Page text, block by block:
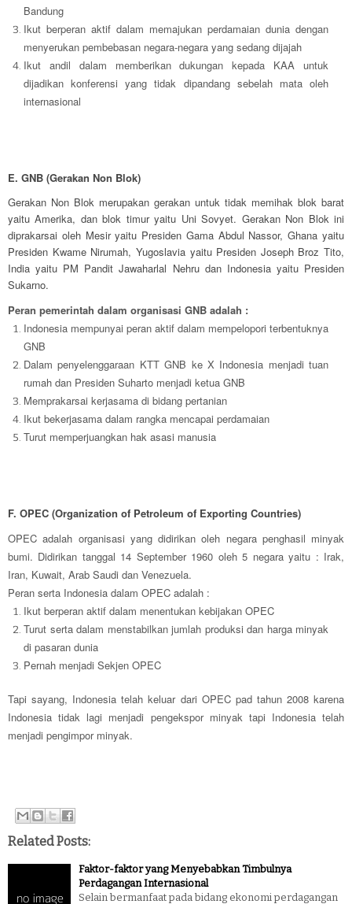
Bandung
Ikut berperan aktif dalam memajukan perdamaian dunia dengan
menyerukan pembebasan negara-negara yang sedang dijajah
Ikut andil dalam memberikan dukungan kepada KAA untuk
dijadikan konferensi yang tidak dipandang sebelah mata oleh
internasional
E. GNB (Gerakan Non Blok)
Gerakan Non Blok merupakan gerakan untuk tidak memihak blok barat
yaitu Amerika, dan blok timur yaitu Uni Sovyet. Gerakan Non Blok ini
diprakarsai oleh Mesir yaitu Presiden Gama Abdul Nassor, Ghana yaitu
Presiden Kwame Nirumah, Yugoslavia yaitu Presiden Joseph Broz Tito,
India yaitu PM Pandit Jawaharlal Nehru dan Indonesia yaitu Presiden
Sukarno.
Peran pemerintah dalam organisasi GNB adalah :
Indonesia mempunyai peran aktif dalam mempelopori terbentuknya
GNB
Dalam penyelenggaraan KTT GNB ke X Indonesia menjadi tuan
rumah dan Presiden Suharto menjadi ketua GNB
Memprakarsai kerjasama di bidang pertanian
Ikut bekerjasama dalam rangka mencapai perdamaian
Turut memperjuangkan hak asasi manusia
F. OPEC (Organization of Petroleum of Exporting Countries)
OPEC adalah organisasi yang didirikan oleh negara penghasil minyak
bumi. Didirikan tanggal 14 September 1960 oleh 5 negara yaitu : Irak,
Iran, Kuwait, Arab Saudi dan Venezuela.
Peran serta Indonesia dalam OPEC adalah :
Ikut berperan aktif dalam menentukan kebijakan OPEC
Turut serta dalam menstabilkan jumlah produksi dan harga minyak
di pasaran dunia
Pernah menjadi Sekjen OPEC
Tapi sayang, Indonesia telah keluar dari OPEC pad tahun 2008 karena
Indonesia tidak lagi menjadi pengekspor minyak tapi Indonesia telah
menjadi pengimpor minyak.
Related Posts:
Faktor-faktor yang Menyebabkan Timbulnya
Perdagangan Internasional
Selain bermanfaat pada bidang ekonomi perdagangan